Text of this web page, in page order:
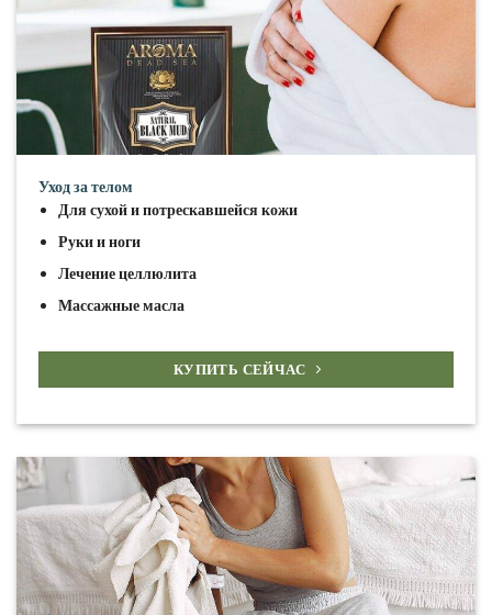
Уход за телом
Для сухой и потрескавшейся кожи
Руки и ноги
Лечение целлюлита
Массажные масла
КУПИТЬ СЕЙЧАС